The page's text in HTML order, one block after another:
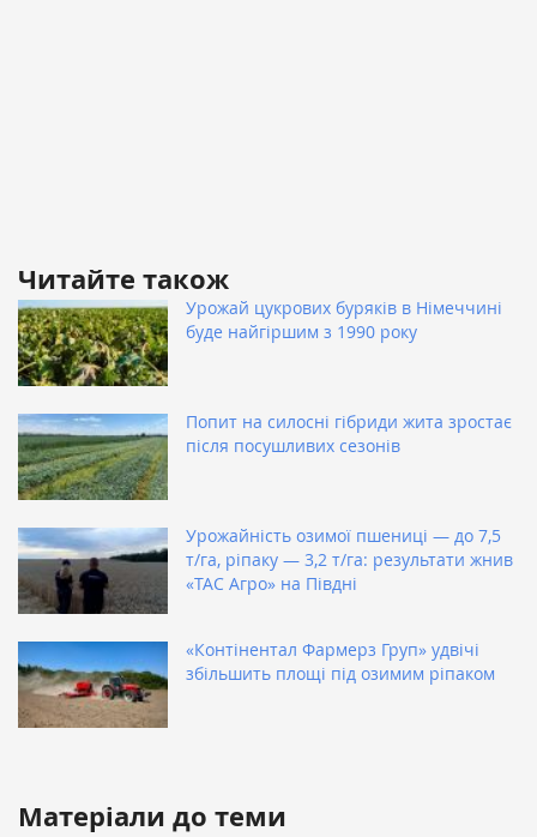
Читайте також
Урожай цукрових буряків в Німеччині
буде найгіршим з 1990 року
Попит на силосні гібриди жита зростає
після посушливих сезонів
Урожайність озимої пшениці — до 7,5
т/га, ріпаку — 3,2 т/га: результати жнив
«ТАС Агро» на Півдні
«Контінентал Фармерз Груп» удвічі
збільшить площі під озимим ріпаком
Матеріали до теми